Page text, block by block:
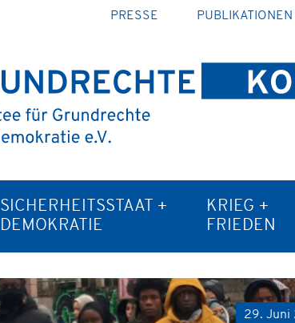
PRESSE PUBLIKATIONEN
SICHERHEITSSTAAT +
DEMOKRATIE
KRIEG +
FRIEDEN
29. Juni